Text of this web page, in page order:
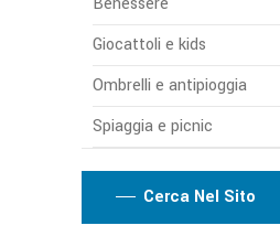
Giocattoli e kids
Ombrelli e antipioggia
Spiaggia e picnic
Cerca Nel Sito